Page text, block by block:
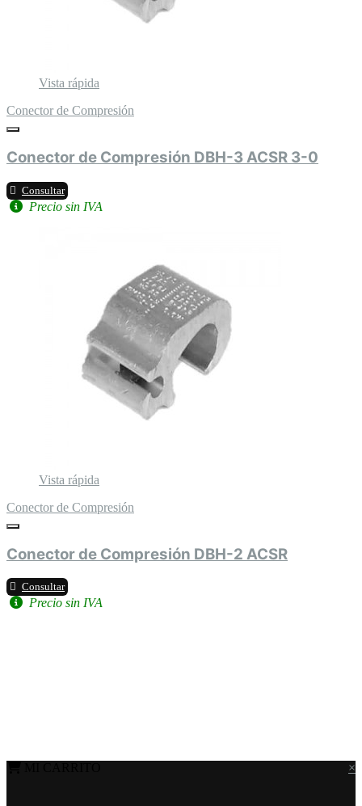
Vista rápida
Conector de Compresión
Conector de Compresión DBH-3 ACSR 3-0
Consultar
Precio sin IVA
Vista rápida
Conector de Compresión
Conector de Compresión DBH-2 ACSR
Consultar
Precio sin IVA
×